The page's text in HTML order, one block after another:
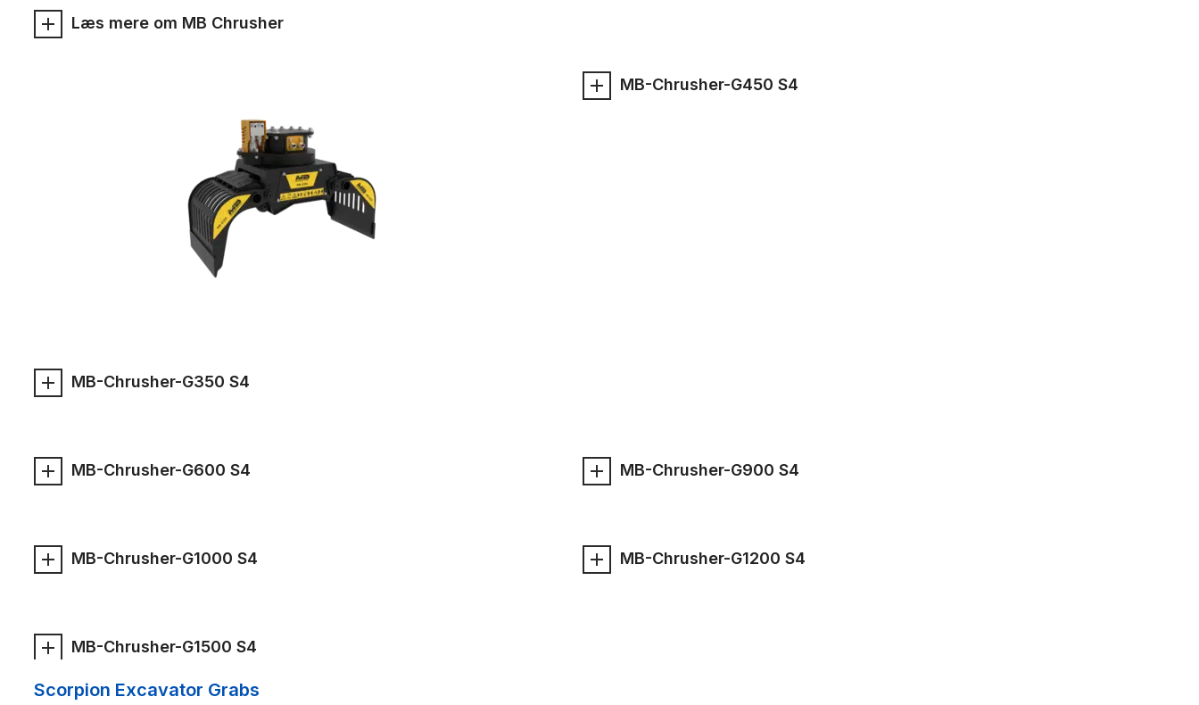
Læs mere om MB Chrusher
MB-Chrusher-G350 S4
MB-Chrusher-G450 S4
MB-Chrusher-G600 S4 MB-Chrusher-G900 S4
MB-Chrusher-G1000 S4 MB-Chrusher-G1200 S4
MB-Chrusher-G1500 S4
Scorpion Excavator Grabs